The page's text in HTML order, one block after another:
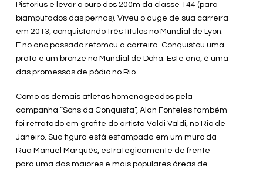
Pistorius e levar o ouro dos 200m da classe T44 (para
biamputados das pernas). Viveu o auge de sua carreira
em 2013, conquistando três títulos no Mundial de Lyon.
E no ano passado retomou a carreira. Conquistou uma
prata e um bronze no Mundial de Doha. Este ano, é uma
das promessas de pódio no Rio.
Como os demais atletas homenageados pela
campanha “Sons da Conquista”, Alan Fonteles também
foi retratado em grafite do artista Valdi Valdi, no Rio de
Janeiro. Sua figura está estampada em um muro da
Rua Manuel Marquês, estrategicamente de frente
para uma das maiores e mais populares áreas de